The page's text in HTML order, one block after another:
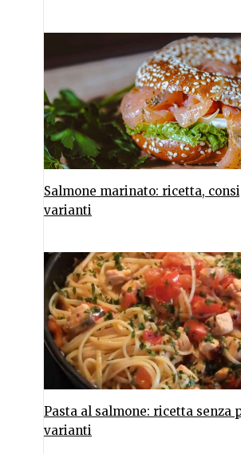
Salmone marinato: ricetta,
varianti
Pasta al salmone: ricetta senza
varianti